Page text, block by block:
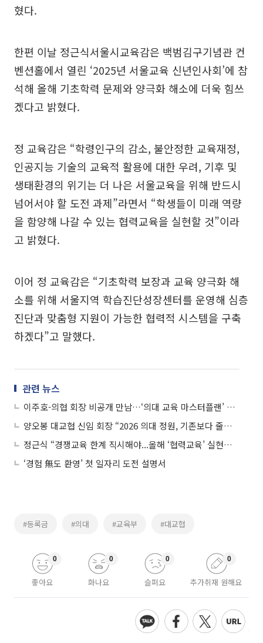
혔다.
한편 이날 정근식서울시교육감은 백범김구기념관 컨
벤션홀에서 열린 ‘2025년 서울교육 신년인사회’에 참
석해 올해 기초학력 문제와 양극화 해소에 더욱 힘쓰
겠다고 밝혔다.
정 교육감은 “학령인구의 감소, 불안정한 교육재정,
인공지능 기술의 교육적 활용에 대한 우려, 기후 및
생태환경의 위기는 더 나은 서울교육을 위해 반드시
넘어서야 할 도전 과제”라면서 “학생들이 미래 역량
을 함양해 나갈 수 있는 협력교육을 실현할 것”이라
고 밝혔다.
이어 정 교육감은 “기초학력 보장과 교육 양극화 해
소를 위해 서울지역 학습진단성장센터를 운영해 심층
진단과 맞춤형 지원이 가능한 협력적 시스템을 구축
하겠다”고 말했다.
관련 뉴스
이주호-의협 회장 비공개 만남…‘의대 교육 마스터플랜’ 논의
양오봉 대교협 신임 회장 “2026 의대 정원, 기존보다 줄이긴 어려워”
정근식 “경쟁교육 한계 직시해야...올해 ‘협력교육’ 실현할 것”
‘경험 無도 환영’ 첫 일자리 도전 설명서
#등록금 #의대 #교육부 #대교협
좋아요
0
화나요
0
슬퍼요
0
추가취재 원해요
0